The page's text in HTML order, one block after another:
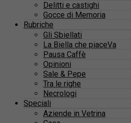
Delitti e castighi
Gocce di Memoria
Rubriche
Gli Sbiellati
La Biella che piaceVa
Pausa Caffè
Opinioni
Sale & Pepe
Tra le righe
Necrologi
Speciali
Aziende in Vetrina